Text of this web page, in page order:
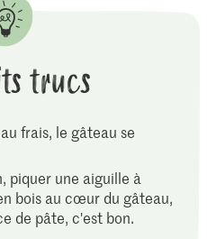
trucs
frais, le gâteau se
piquer une aiguille à
bois au cœur du gâteau,
de pâte, c'est bon.